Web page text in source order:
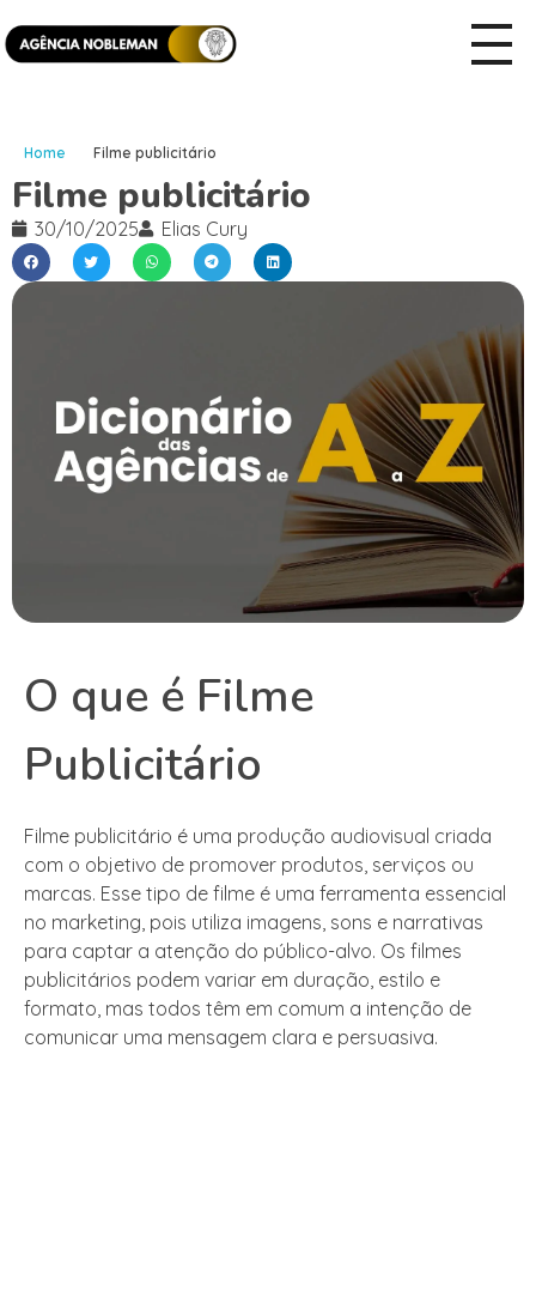
Home Filme publicitário
Filme publicitário
30/10/2025 Elias Cury
O que é Filme
Publicitário
Filme publicitário é uma produção audiovisual criada
com o objetivo de promover produtos, serviços ou
marcas. Esse tipo de filme é uma ferramenta essencial
no marketing, pois utiliza imagens, sons e narrativas
para captar a atenção do público-alvo. Os filmes
publicitários podem variar em duração, estilo e
formato, mas todos têm em comum a intenção de
comunicar uma mensagem clara e persuasiva.